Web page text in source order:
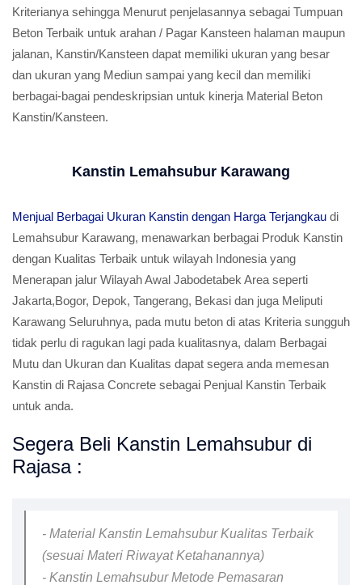
Kriterianya sehingga Menurut penjelasannya sebagai Tumpuan
Beton Terbaik untuk arahan / Pagar Kansteen halaman maupun
jalanan, Kanstin/Kansteen dapat memiliki ukuran yang besar
dan ukuran yang Mediun sampai yang kecil dan memiliki
berbagai-bagai pendeskripsian untuk kinerja Material Beton
Kanstin/Kansteen.
Kanstin Lemahsubur Karawang
Menjual Berbagai Ukuran Kanstin dengan Harga Terjangkau di
Lemahsubur Karawang, menawarkan berbagai Produk Kanstin
dengan Kualitas Terbaik untuk wilayah Indonesia yang
Menerapan jalur Wilayah Awal Jabodetabek Area seperti
Jakarta,Bogor, Depok, Tangerang, Bekasi dan juga Meliputi
Karawang Seluruhnya, pada mutu beton di atas Kriteria sungguh
tidak perlu di ragukan lagi pada kualitasnya, dalam Berbagai
Mutu dan Ukuran dan Kualitas dapat segera anda memesan
Kanstin di Rajasa Concrete sebagai Penjual Kanstin Terbaik
untuk anda.
Segera Beli Kanstin Lemahsubur di
Rajasa :
- Material Kanstin Lemahsubur Kualitas Terbaik
(sesuai Materi Riwayat Ketahanannya)
- Kanstin Lemahsubur Metode Pemasaran